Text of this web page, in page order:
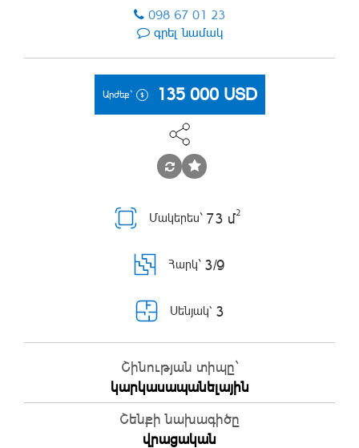
098 67 01 23
գրել նամակ
Արժեք` 135 000 USD
Սենյակ՝ 3
Մակերես` 73 մ2
Հարկ` 3/9
Շինության տիպը`
կարկասապանելային
Շենքի նախագիծը
վրացական